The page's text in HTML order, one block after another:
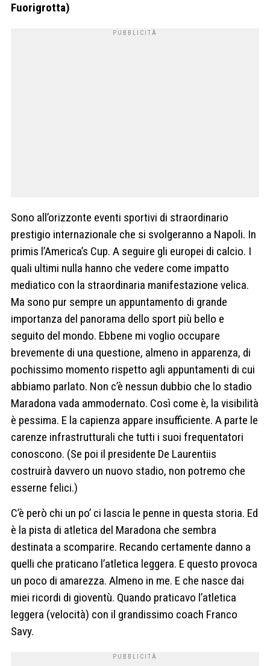
Fuorigrotta)
Sono all’orizzonte eventi sportivi di straordinario
prestigio internazionale che si svolgeranno a Napoli. In
primis l’America’s Cup. A seguire gli europei di calcio. I
quali ultimi nulla hanno che vedere come impatto
mediatico con la straordinaria manifestazione velica.
Ma sono pur sempre un appuntamento di grande
importanza del panorama dello sport più bello e
seguito del mondo. Ebbene mi voglio occupare
brevemente di una questione, almeno in apparenza, di
pochissimo momento rispetto agli appuntamenti di cui
abbiamo parlato. Non c’è nessun dubbio che lo stadio
Maradona vada ammodernato. Così come è, la visibilità
è pessima. E la capienza appare insufficiente. A parte le
carenze infrastrutturali che tutti i suoi frequentatori
conoscono. (Se poi il presidente De Laurentiis
costruirà davvero un nuovo stadio, non potremo che
esserne felici.)
C’è però chi un po’ ci lascia le penne in questa storia. Ed
è la pista di atletica del Maradona che sembra
destinata a scomparire. Recando certamente danno a
quelli che praticano l’atletica leggera. E questo provoca
un poco di amarezza. Almeno in me. E che nasce dai
miei ricordi di gioventù. Quando praticavo l’atletica
leggera (velocità) con il grandissimo coach Franco
Savy.